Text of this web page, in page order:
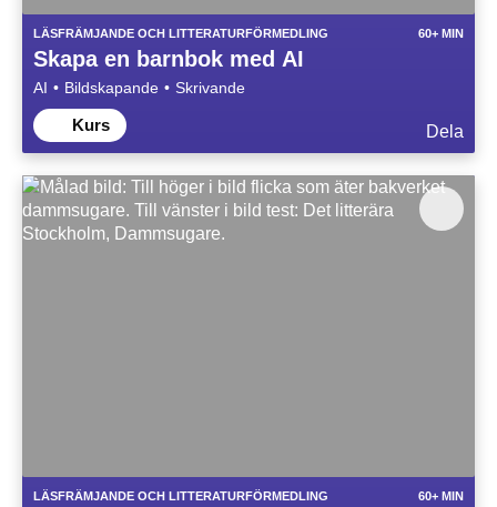
LÄSFRÄMJANDE OCH LITTERATURFÖRMEDLING 60+ MIN
Skapa en barnbok med AI
AI Bildskapande Skrivande
Kurs Dela
LÄSFRÄMJANDE OCH LITTERATURFÖRMEDLING 60+ MIN